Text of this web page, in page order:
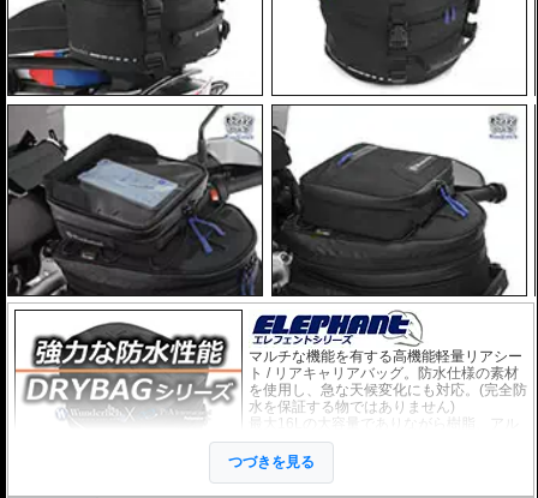
マルチな機能を有する高機能軽量リアシー
ト / リアキャリアバッグ。防水仕様の素材
を使用し、急な天候変化にも対応。(完全防
水を保証する物ではありません)
最大16Lの大容量でありながら樹脂、アル
ミ製トップケースよりも軽量なため、車両
の重心変化が最小に抑えられます。
・米軍規格のMolleシステムを採用。様々
つづきを見る